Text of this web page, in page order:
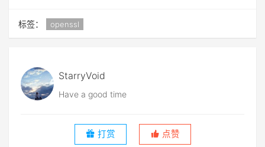
标签： openssl
StarryVoid
Have a good time
打赏 点赞